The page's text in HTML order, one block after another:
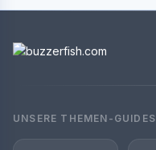
UNSERE THEMEN-GUIDES